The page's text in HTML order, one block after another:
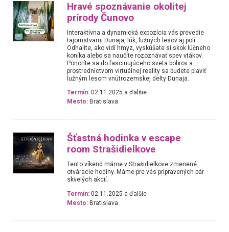
Hravé spoznávanie okolitej
prírody Čunovo
Interaktívna a dynamická expozícia vás prevedie
tajomstvami Dunaja, lúk, lužných lesov aj polí.
Odhalíte, ako vidí hmyz, vyskúšate si skok lúčneho
koníka alebo sa naučíte rozoznávať spev vtákov.
Ponoríte sa do fascinujúceho sveta bobrov a
prostredníctvom virtuálnej reality sa budete plaviť
lužným lesom vnútrozemskej delty Dunaja.
Termín: 02.11.2025 a ďalšie
Mesto: Bratislava
Šťastná hodinka v escape
room Strašidielkove
Tento víkend máme v Strašidielkove zmenené
otváracie hodiny. Máme pre vás pripravených pár
skvelých akcií.
Termín: 02.11.2025 a ďalšie
Mesto: Bratislava